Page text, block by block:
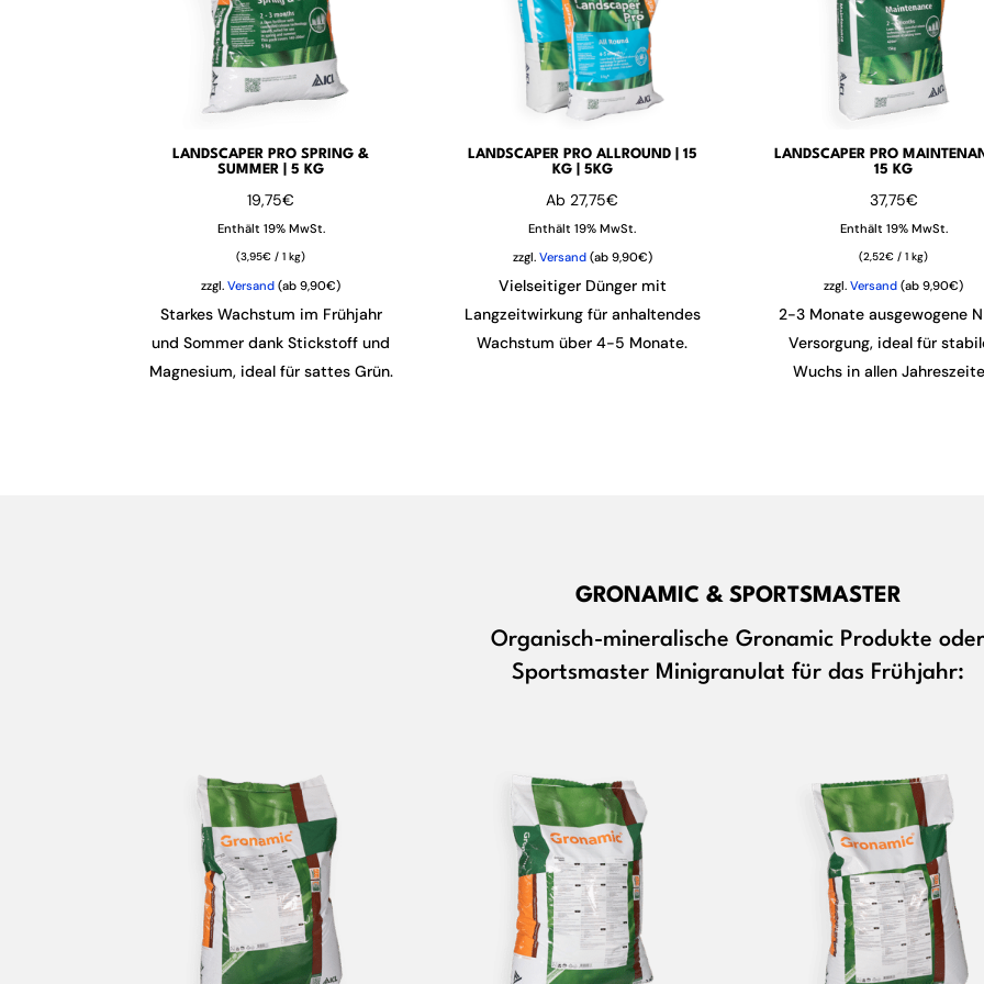
LANDSCAPER PRO SPRING &
SUMMER | 5 KG
19,75€
Enthält 19% MwSt.
(3,95€ / 1 kg)
zzgl.Versand (ab 9,90€)
Starkes Wachstum im Frühjahr
und Sommer dank Stickstoff und
Magnesium, ideal für sattes Grün.
LANDSCAPER PRO ALLROUND | 15
KG | 5KG
Ab 27,75€
Enthält 19% MwSt.
zzgl. Versand(ab 9,90€)
Vielseitiger Dünger mit
Langzeitwirkung für anhaltendes
Wachstum über 4-5 Monate.
LANDSCAPER PRO
15 KG
37,75€
Enthält 19% MwSt.
(2,52€ / 1 kg)
zzgl.Versand (ab 9,90€)
2-3 Monate ausgewogene
Versorgung, ideal für
Wuchs in allen
GRONAMIC & SPORTSMASTER
Organisch-mineralische Gronamic Produkte oder
Sportsmaster Minigranulat für das Frühjahr: